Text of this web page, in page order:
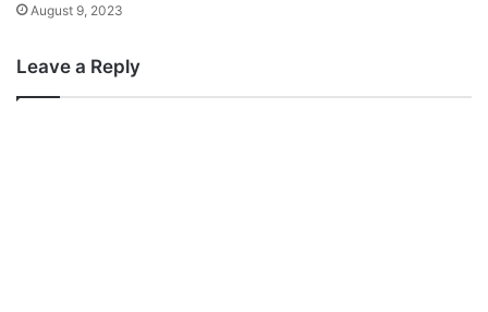
August 9, 2023
Leave a Reply